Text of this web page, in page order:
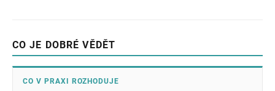
CO JE DOBRÉ VĚDĚT
CO V PRAXI ROZHODUJE